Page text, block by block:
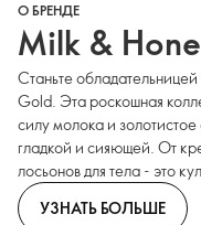
О БРЕНДЕ
Milk &
Станьте
Gold. Эта роскошная
силу молока и
гладкой и сияющей. От
лосьонов для тела - это
УЗНАТЬ БОЛЬШЕ